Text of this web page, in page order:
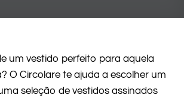
um vestido perfeito para aquela
O Circolare te ajuda a escolher um
seleção de vestidos assinados